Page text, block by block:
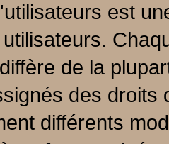
est
de la
des
différents